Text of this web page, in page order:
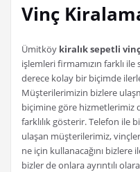
Vinç
Ümitköy kiralık sepetli vinç
işlemleri firmamızın farklı ile
derece kolay bir biçimde
Müşterilerimizin bizlere
biçimine göre hizmetlerimiz
farklılık gösterir. Telefon ile
ulaşan müşterilerimiz,
ne için kullanacağını bizlere
bizler de onlara ayrıntılı